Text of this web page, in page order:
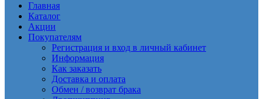
Главная
Каталог
Акции
Покупателям
Регистрация и вход в личный кабинет
Информация
Как заказать
Доставка и оплата
Обмен / возврат брака